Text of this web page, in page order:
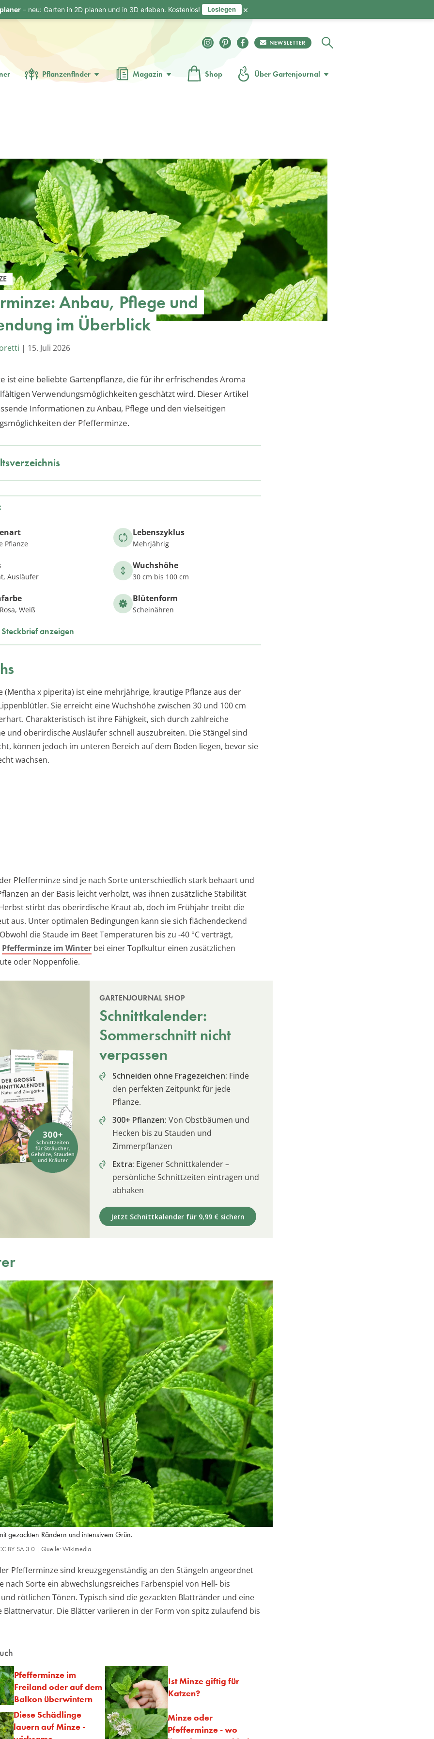
Pflanzenfinder Magazin Shop Über Gartenjournal
Anbau, Pflege und
im Überblick
| 15. Juli 2026
ist eine beliebte Gartenpflanze, die für ihr erfrischendes Aroma
Verwendungsmöglichkeiten geschätzt wird. Dieser Artikel
Informationen zu Anbau, Pflege und den vielseitigen
der Pfefferminze.
Pflanze
Lebenszyklus
Mehrjährig
Ausläufer
Wuchshöhe
30 cm bis 100 cm
Weiß
Blütenform
Scheinähren
anzeigen
(Mentha x piperita) ist eine mehrjährige, krautige Pflanze aus der
Sie erreicht eine Wuchshöhe zwischen 30 und 100 cm
Charakteristisch ist ihre Fähigkeit, sich durch zahlreiche
und oberirdische Ausläufer schnell auszubreiten. Die Stängel sind
können jedoch im unteren Bereich auf dem Boden liegen, bevor sie
wachsen.
Pfefferminze sind je nach Sorte unterschiedlich stark behaart und
an der Basis leicht verholzt, was ihnen zusätzliche Stabilität
stirbt das oberirdische Kraut ab, doch im Frühjahr treibt die
aus. Unter optimalen Bedingungen kann sie sich flächendeckend
die Staude im Beet Temperaturen bis zu -40 °C verträgt,
Pfefferminze im Winter bei einer Topfkultur einen zusätzlichen
oder Noppenfolie.
GARTENJOURNAL SHOP
Schnittkalender:
Sommerschnitt nicht
verpassen
Schneiden ohne Fragezeichen: Finde
den perfekten Zeitpunkt für jede
Pflanze.
300+ Pflanzen: Von Obstbäumen und
Hecken bis zu Stauden und
Zimmerpflanzen
Extra: Eigener Schnittkalender –
persönliche Schnittzeiten eintragen und
abhaken
Jetzt Schnittkalender für 9,99 € sichern
gezackten Rändern und intensivem Grün.
BY-SA 3.0 | Quelle: Wikimedia
Pfefferminze sind kreuzgegenständig an den Stängeln angeordnet
nach Sorte ein abwechslungsreiches Farbenspiel von Hell- bis
rötlichen Tönen. Typisch sind die gezackten Blattränder und eine
Blattnervatur. Die Blätter variieren in der Form von spitz zulaufend bis
Pfefferminze im
Freiland oder auf dem
Balkon überwintern
Ist Minze giftig für
Katzen?
Diese Schädlinge
lauern auf Minze -
Minze oder
Pfefferminze - wo
– neu: Garten in 2D planen und in 3D erleben. Kostenlos! Loslegen ×